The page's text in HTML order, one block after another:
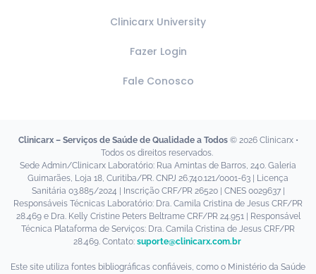
Clinicarx University
Fazer Login
Fale Conosco
Clinicarx – Serviços de Saúde de Qualidade a Todos © 2026 Clinicarx •
Todos os direitos reservados.
Sede Admin/Clinicarx Laboratório: Rua Amintas de Barros, 240. Galeria
Guimarães, Loja 18, Curitiba/PR. CNPJ 26.740.121/0001-63 | Licença
Sanitária 03.885/2024 | Inscrição CRF/PR 26520 | CNES 0029637 |
Responsáveis Técnicas Laboratório: Dra. Camila Cristina de Jesus CRF/PR
28.469 e Dra. Kelly Cristine Peters Beltrame CRF/PR 24.951 | Responsável
Técnica Plataforma de Serviços: Dra. Camila Cristina de Jesus CRF/PR
28.469. Contato: suporte@clinicarx.com.br
Este site utiliza fontes bibliográficas confiáveis, como o Ministério da Saúde